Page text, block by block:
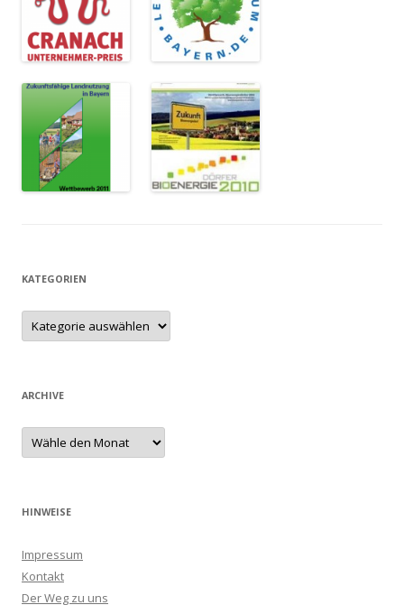
KATEGORIEN
ARCHIVE
HINWEISE
Impressum
Kontakt
Der Weg zu uns